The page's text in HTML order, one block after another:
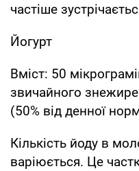
частіше
Йогурт
Вміст: 50
звичайного
(50% від денної
Кількість йоду в
варіюється. Це